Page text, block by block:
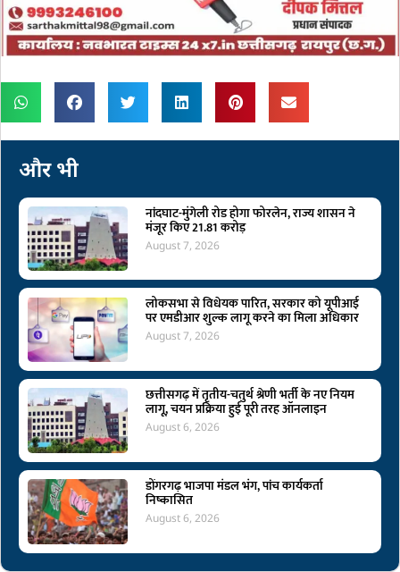
और भी
नांदघाट-मुंगेली रोड होगा फोरलेन, राज्य शासन ने
मंजूर किए 21.81 करोड़
August 7, 2026
लोकसभा से विधेयक पारित, सरकार को यूपीआई
पर एमडीआर शुल्क लागू करने का मिला अधिकार
August 7, 2026
छत्तीसगढ़ में तृतीय-चतुर्थ श्रेणी भर्ती के नए नियम
लागू, चयन प्रक्रिया हुई पूरी तरह ऑनलाइन
August 6, 2026
डोंगरगढ़ भाजपा मंडल भंग, पांच कार्यकर्ता
निष्कासित
August 6, 2026